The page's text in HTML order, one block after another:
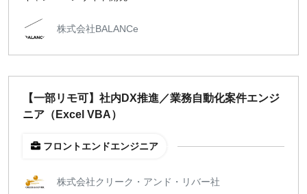
株式会社BALANCe
【一部リモ可】社内DX推進／業務自動化案件エンジ
ニア（Excel VBA）
フロントエンドエンジニア
株式会社クリーク・アンド・リバー社